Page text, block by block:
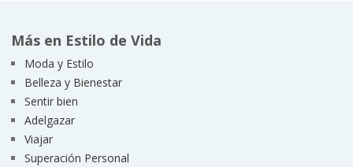
Más en Estilo de Vida
Moda y Estilo
Belleza y Bienestar
Sentir bien
Adelgazar
Viajar
Superación Personal